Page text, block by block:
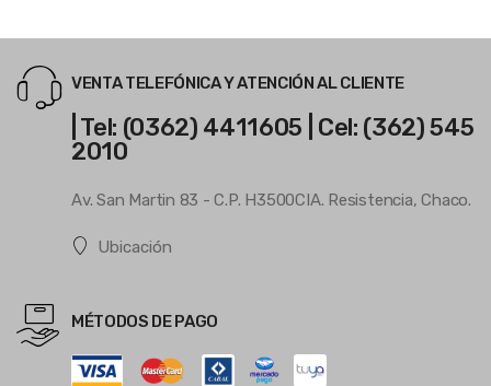
VENTA TELEFÓNICA Y ATENCIÓN AL CLIENTE
| Tel: (0362) 4411605 | Cel: (362) 545
2010
Av. San Martin 83 - C.P. H3500CIA. Resistencia, Chaco.
Ubicación
MÉTODOS DE PAGO